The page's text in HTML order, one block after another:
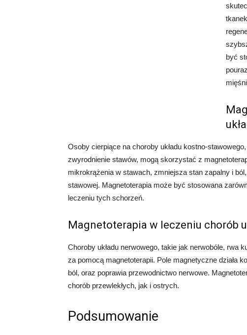
być
Osoby cierpiące na choroby układu kostno-
zwyrodnienie stawów, mogą skorzystać z
mikrokrążenia w stawach, zmniejsza stan zapalny i
stawowej. Magnetoterapia może być stosowana
leczeniu tych schorzeń.
Magnetoterapia w leczeniu chorób
Choroby układu nerwowego, takie jak nerwobóle, rwa
za pomocą magnetoterapii. Pole magnetyczne działa
ból, oraz poprawia przewodnictwo nerwowe.
chorób przewlekłych, jak i ostrych.
Podsumowanie